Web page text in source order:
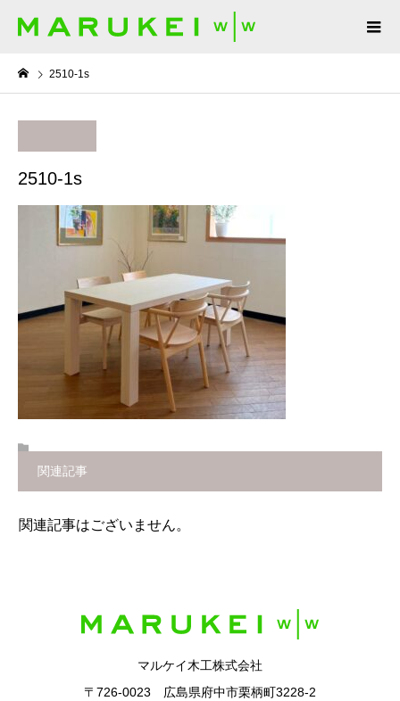
2510-1s
2510-1s
関連記事
関連記事はございません。
マルケイ木工株式会社
〒726-0023 広島県府中市栗柄町3228-2